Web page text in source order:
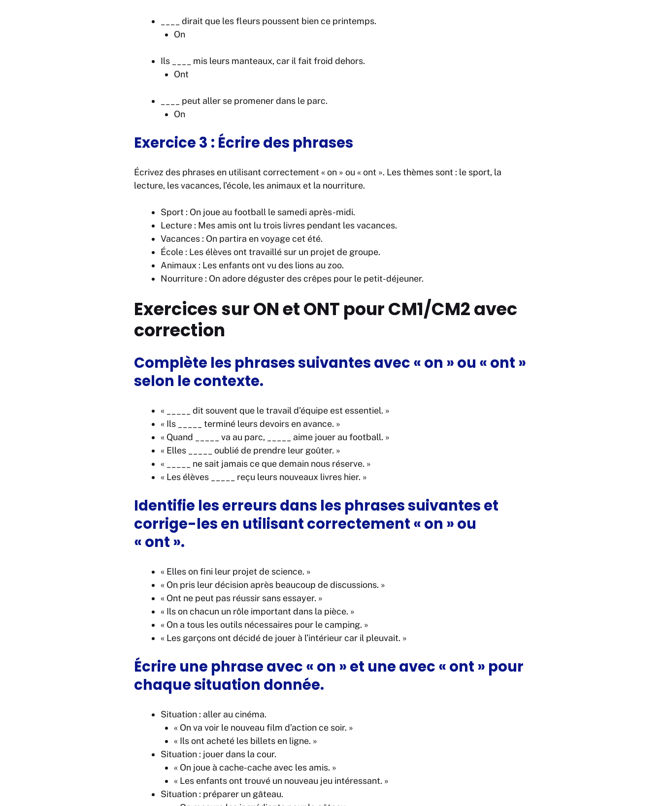
____ dirait que les fleurs poussent bien ce printemps.
On
Ils ____ mis leurs manteaux, car il fait froid dehors.
Ont
____ peut aller se promener dans le parc.
On
Exercice 3 : Écrire des phrases
Écrivez des phrases en utilisant correctement « on » ou « ont ». Les thèmes sont : le sport, la
lecture, les vacances, l’école, les animaux et la nourriture.
Sport : On joue au football le samedi après-midi.
Lecture : Mes amis ont lu trois livres pendant les vacances.
Vacances : On partira en voyage cet été.
École : Les élèves ont travaillé sur un projet de groupe.
Animaux : Les enfants ont vu des lions au zoo.
Nourriture : On adore déguster des crêpes pour le petit-déjeuner.
Exercices sur ON et ONT pour CM1/CM2 avec
correction
Complète les phrases suivantes avec « on » ou « ont »
selon le contexte.
« _____ dit souvent que le travail d’équipe est essentiel. »
« Ils _____ terminé leurs devoirs en avance. »
« Quand _____ va au parc, _____ aime jouer au football. »
« Elles _____ oublié de prendre leur goûter. »
« _____ ne sait jamais ce que demain nous réserve. »
« Les élèves _____ reçu leurs nouveaux livres hier. »
Identifie les erreurs dans les phrases suivantes et
corrige-les en utilisant correctement « on » ou
« ont ».
« Elles on fini leur projet de science. »
« On pris leur décision après beaucoup de discussions. »
« Ont ne peut pas réussir sans essayer. »
« Ils on chacun un rôle important dans la pièce. »
« On a tous les outils nécessaires pour le camping. »
« Les garçons ont décidé de jouer à l’intérieur car il pleuvait. »
Écrire une phrase avec « on » et une avec « ont » pour
chaque situation donnée.
Situation : aller au cinéma.
« On va voir le nouveau film d’action ce soir. »
« Ils ont acheté les billets en ligne. »
Situation : jouer dans la cour.
« On joue à cache-cache avec les amis. »
« Les enfants ont trouvé un nouveau jeu intéressant. »
Situation : préparer un gâteau.